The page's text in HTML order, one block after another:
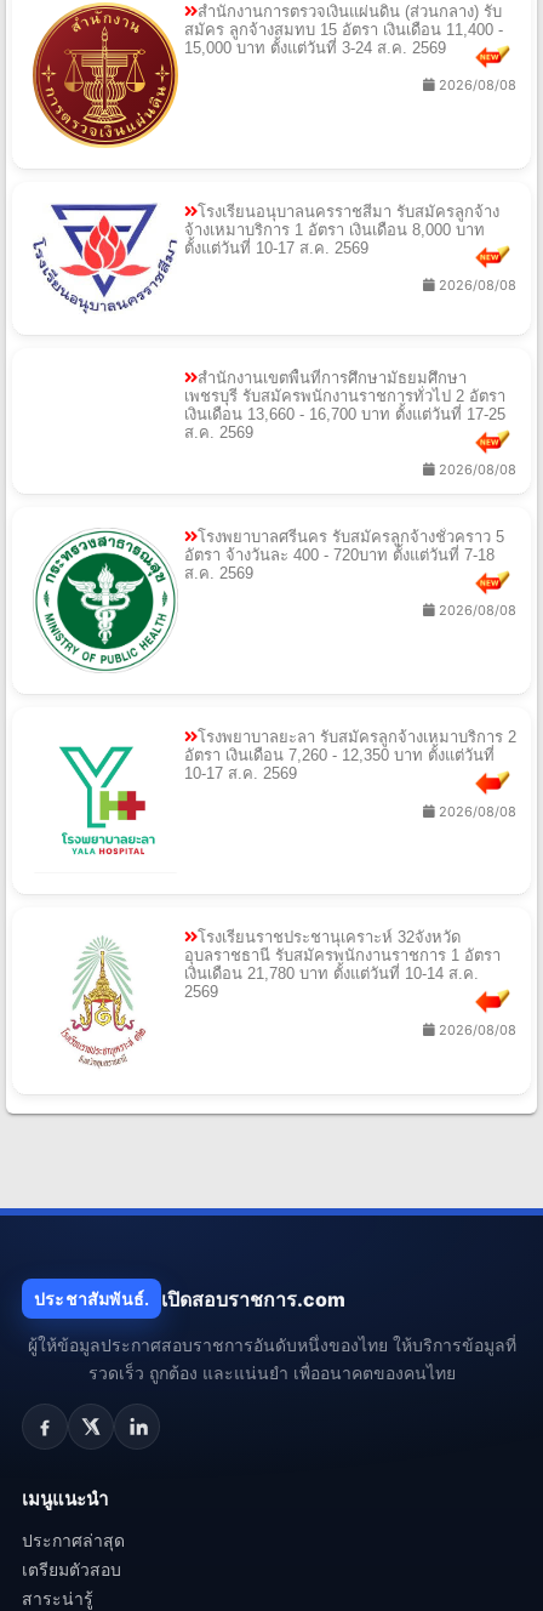
สำนักงานการตรวจเงินแผ่นดิน (ส่วนกลาง) รับ
สมัคร ลูกจ้างสมทบ 15 อัตรา เงินเดือน 11,400 -
15,000 บาท ตั้งแต่วันที่ 3-24 ส.ค. 2569
2026/08/08
โรงเรียนอนุบาลนครราชสีมา รับสมัครลูกจ้าง
จ้างเหมาบริการ 1 อัตรา เงินเดือน 8,000 บาท
ตั้งแต่วันที่ 10-17 ส.ค. 2569
2026/08/08
สำนักงานเขตพื้นที่การศึกษามัธยมศึกษา
เพชรบุรี รับสมัครพนักงานราชการทั่วไป 2 อัตรา
เงินเดือน 13,660 - 16,700 บาท ตั้งแต่วันที่ 17-25
ส.ค. 2569
2026/08/08
โรงพยาบาลศรีนคร รับสมัครลูกจ้างชั่วคราว 5
อัตรา จ้างวันละ 400 - 720บาท ตั้งแต่วันที่ 7-18
ส.ค. 2569
2026/08/08
โรงพยาบาลยะลา รับสมัครลูกจ้างเหมาบริการ 2
อัตรา เงินเดือน 7,260 - 12,350 บาท ตั้งแต่วันที่
10-17 ส.ค. 2569
2026/08/08
โรงเรียนราชประชานุเคราะห์ 32จังหวัด
อุบลราชธานี รับสมัครพนักงานราชการ 1 อัตรา
เงินเดือน 21,780 บาท ตั้งแต่วันที่ 10-14 ส.ค.
2569
2026/08/08
ประชาสัมพันธ์. เปิดสอบราชการ.com
ผู้ให้ข้อมูลประกาศสอบราชการอันดับหนึ่งของไทย ให้บริการข้อมูลที่
รวดเร็ว ถูกต้อง และแน่นยำ เพื่ออนาคตของคนไทย
เมนูแนะนำ
ประกาศล่าสุด
เตรียมตัวสอบ
สาระน่ารู้